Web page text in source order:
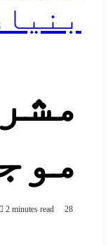
28 November 2020
2 minutes read